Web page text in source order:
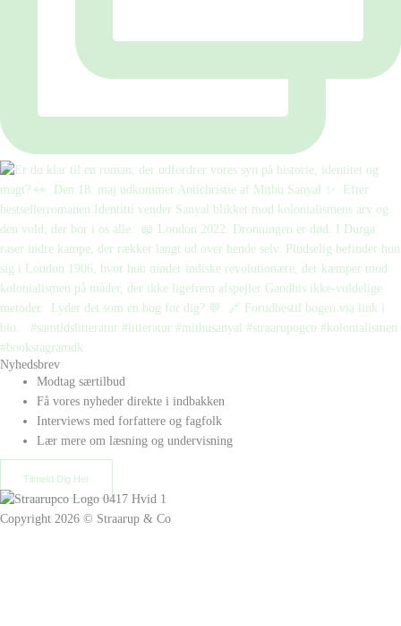
Nyhedsbrev
Modtag særtilbud
Få vores nyheder direkte i indbakken
Interviews med forfattere og fagfolk
Lær mere om læsning og undervisning
Tilmeld Dig Her
Copyright 2026 © Straarup & Co